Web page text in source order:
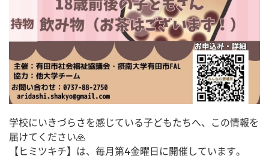
学校にいきづらさを感じている子どもたちへ、この情報を
届けてください🙏
【ヒミツキチ】は、毎月第4金曜日に開催しています。